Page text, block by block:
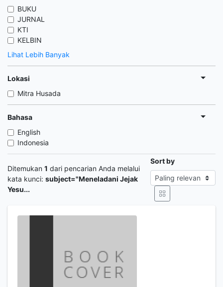
BUKU
JURNAL
KTI
KELBIN
Lihat Lebih Banyak
Lokasi
Mitra Husada
Bahasa
English
Indonesia
Ditemukan 1 dari pencarian Anda melalui
kata kunci: subject="Meneladani Jejak
Yesu...
Sort by